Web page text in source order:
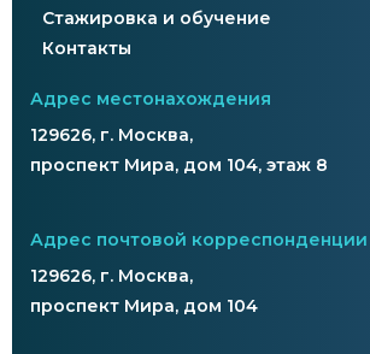
Стажировка и обучение
Контакты
Адрес местонахождения
129626, г. Москва,
проспект Мира, дом 104, этаж 8
Адрес почтовой корреспонденции
129626, г. Москва,
проспект Мира, дом 104